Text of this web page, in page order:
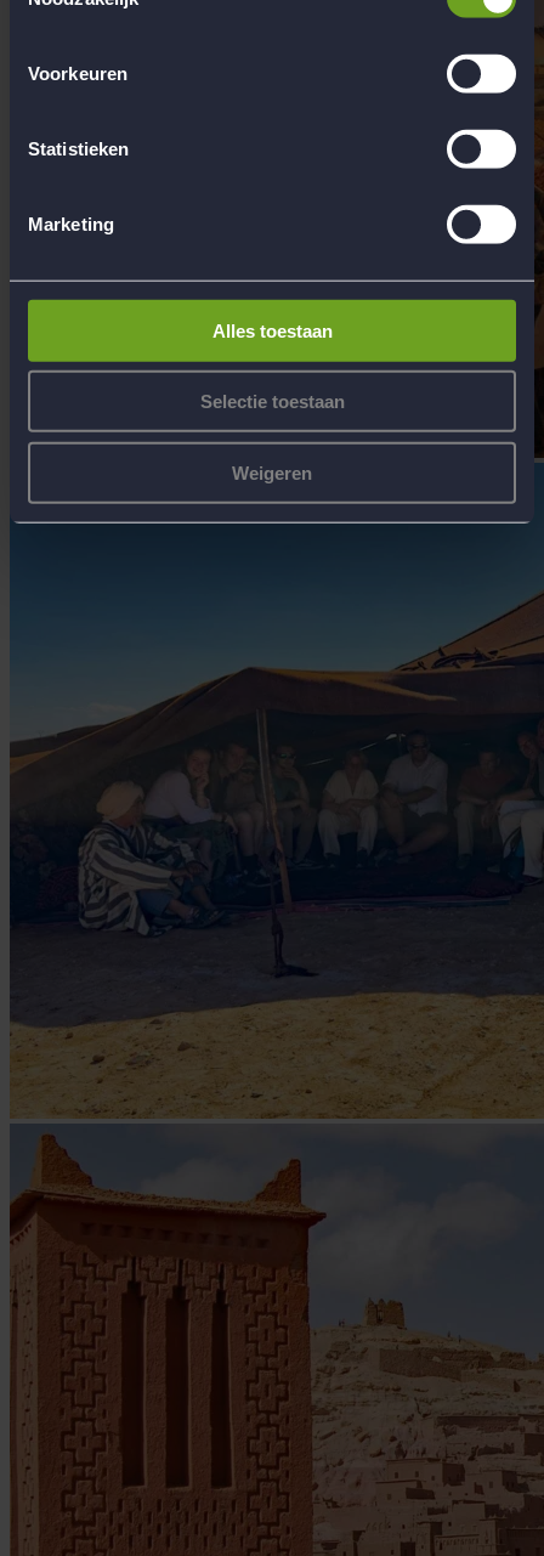
Voorkeuren
Statistieken
Marketing
Alles toestaan
Selectie toestaan
Weigeren